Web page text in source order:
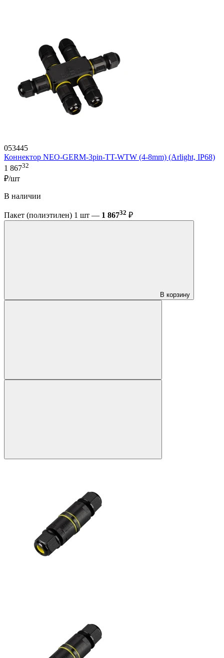
053445
Коннектор NEO-GERM-3pin-TT-WTW (4-8mm) (Arlight, IP68)
1 86732
₽/шт
В наличии
Пакет (полиэтилен) 1 шт — 1 86732 ₽
В корзину